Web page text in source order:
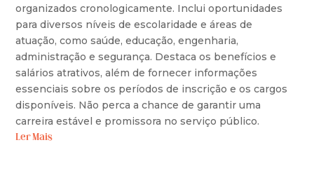
organizados cronologicamente. Inclui oportunidades
para diversos níveis de escolaridade e áreas de
atuação, como saúde, educação, engenharia,
administração e segurança. Destaca os benefícios e
salários atrativos, além de fornecer informações
essenciais sobre os períodos de inscrição e os cargos
disponíveis. Não perca a chance de garantir uma
carreira estável e promissora no serviço público.
Ler Mais